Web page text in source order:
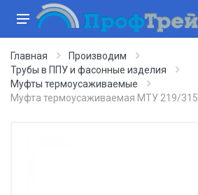
Главная
Производим
Трубы в ППУ и фасонные изделия
Муфты термоусаживаемые
Муфта термоусаживаемая МТУ 219/315